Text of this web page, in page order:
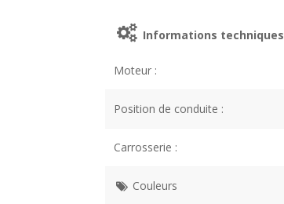
Informations techniques
Moteur :
Position de conduite :
Carrosserie :
Couleurs